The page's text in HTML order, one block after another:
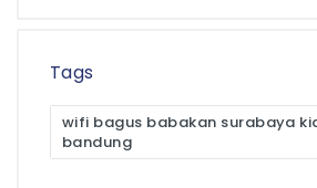
Tags
wifi bagus babakan surabaya
bandung